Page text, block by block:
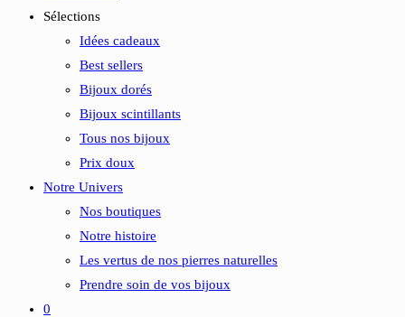
Sélections
Idées cadeaux
Best sellers
Bijoux dorés
Bijoux scintillants
Tous nos bijoux
Prix doux
Notre Univers
Nos boutiques
Notre histoire
Les vertus de nos pierres naturelles
Prendre soin de vos bijoux
0